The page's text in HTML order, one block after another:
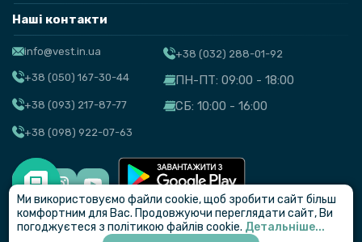
Наші контакти
info@vest.in.ua
+38 (050) 167-30-44
+38 (093) 217-87-77
+38 (098) 922-07-63
+38 (032) 288-01-92
ПН-ПТ: 09:00 - 18:00
СБ: 10:00 - 16:00
© VEST
Ми використовуємо файли cookie, щоб зробити сайт більш
комфортним для Вас. Продовжуючи переглядати сайт, Ви
погоджуєтеся з політикою файлів cookie. Детальніше...